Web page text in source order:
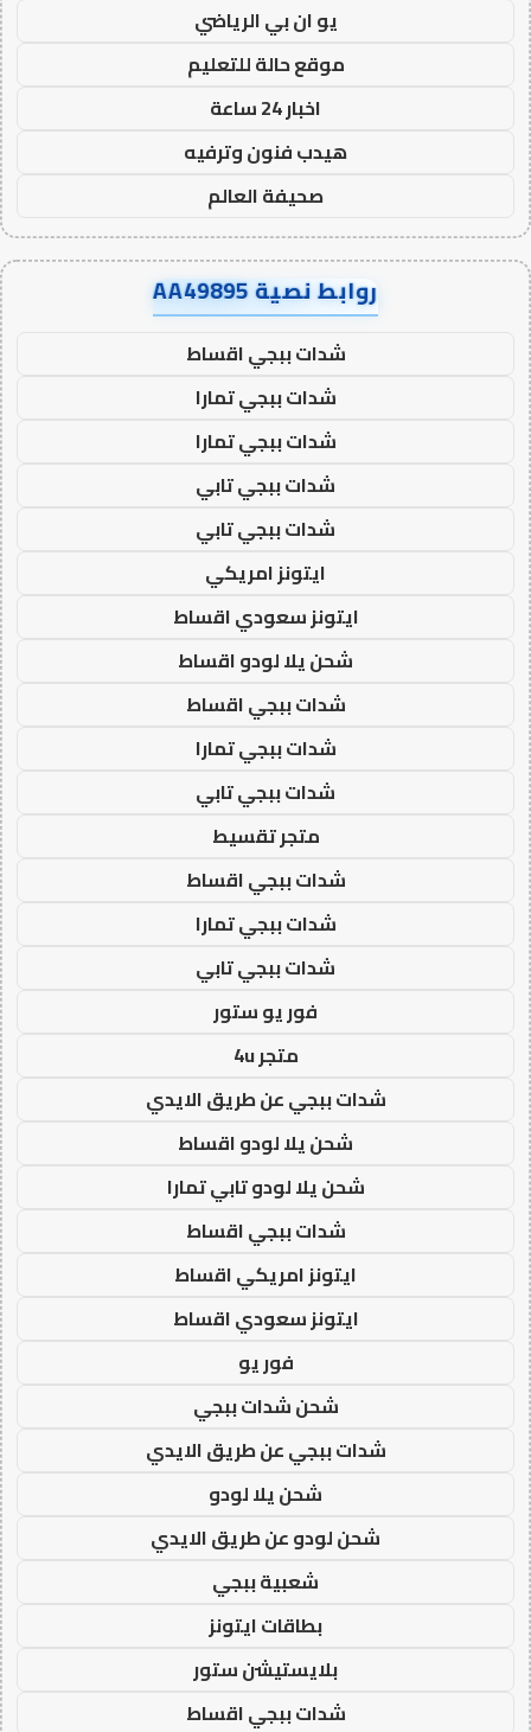
يو ان بي الرياضي
موقع حالة للتعليم
اخبار 24 ساعة
هيدب فنون وترفيه
صحيفة العالم
روابط نصية AA49895
شدات ببجي اقساط
شدات ببجي تمارا
شدات ببجي تمارا
شدات ببجي تابي
شدات ببجي تابي
ايتونز امريكي
ايتونز سعودي اقساط
شحن يلا لودو اقساط
شدات ببجي اقساط
شدات ببجي تمارا
شدات ببجي تابي
متجر تقسيط
شدات ببجي اقساط
شدات ببجي تمارا
شدات ببجي تابي
فور يو ستور
متجر 4u
شدات ببجي عن طريق الايدي
شحن يلا لودو اقساط
شحن يلا لودو تابي تمارا
شدات ببجي اقساط
ايتونز امريكي اقساط
ايتونز سعودي اقساط
فور يو
شحن شدات ببجي
شدات ببجي عن طريق الايدي
شحن يلا لودو
شحن لودو عن طريق الايدي
شعبية ببجي
بطاقات ايتونز
بلايستيشن ستور
شدات ببجي اقساط